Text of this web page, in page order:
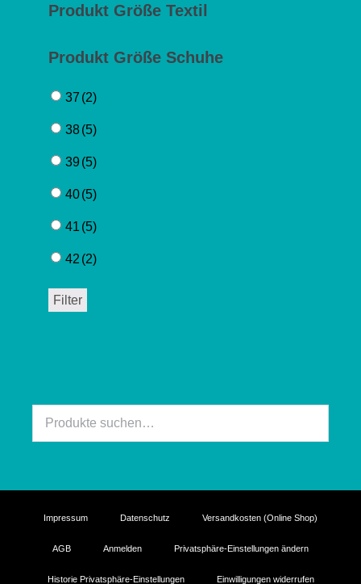
Produkt Größe Textil
Produkt Größe Schuhe
37 (2)
38(5)
39 (5)
40(5)
41 (5)
42 (2)
Filter
Suche
Impressum Datenschutz Versandkosten (Online Shop)
AGB Anmelden Privatsphäre-Einstellungen ändern
Historie Privatsphäre-Einstellungen Einwilligungen widerrufen